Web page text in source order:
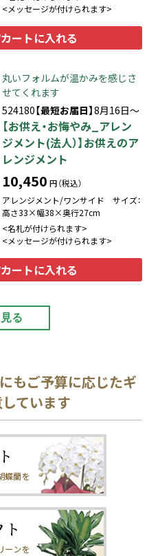
<メッセージが付けられます>
カートに入れる
丸いフォルムが温かみを感じさ
せてくれます
524180【最短お届日】8月16日～
【お供え・お悔やみ_アレン
ジメント(法人）】お供えのア
レンジメント
10,450 円（税込）
アレンジメント/ワンサイド サイズ：
高さ33×幅38×奥行27cm
<名札が付けられます>
<メッセージが付けられます>
カートに入れる
る
もご予算に応じたギ
ています